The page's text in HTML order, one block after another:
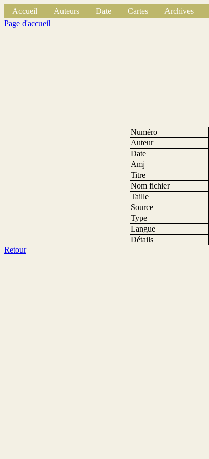
Accueil Auteurs Date Cartes Archives
Page d'accueil
Numéro
Auteur
Date
Amj
Titre
Nom fichier
Taille
Source
Type
Langue
Détails
Retour